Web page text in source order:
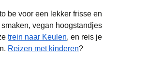
be voor een lekker frisse en
vegan hoogstandjes
trein naar Keulen, en reis je
Reizen met kinderen?